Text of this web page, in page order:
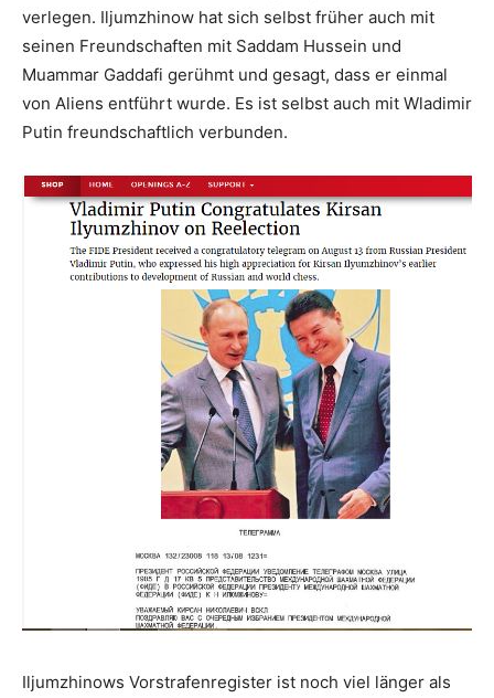
verlegen. Iljumzhinow hat sich selbst früher auch mit
seinen Freundschaften mit Saddam Hussein und
Muammar Gaddafi gerühmt und gesagt, dass er einmal
von Aliens entführt wurde. Es ist selbst auch mit Wladimir
Putin freundschaftlich verbunden.
Iljumzhinows Vorstrafenregister ist noch viel länger als